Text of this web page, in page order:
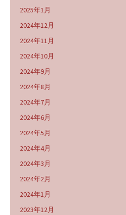
2025年1月
2024年12月
2024年11月
2024年10月
2024年9月
2024年8月
2024年7月
2024年6月
2024年5月
2024年4月
2024年3月
2024年2月
2024年1月
2023年12月